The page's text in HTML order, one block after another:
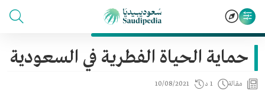
حماية الحياة الفطرية في السعودية
مقالة 1 د 10/08/2021